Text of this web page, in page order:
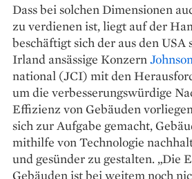
Dass bei solchen Dimensionen
zu verdienen ist, liegt auf der
beschäftigt sich der aus den USA
Irland ansässige Konzern
national (JCI) mit den
um die ver­besserungswürdige
Effizienz von Gebäuden
sich zur Aufgabe gemacht,
mithilfe von Technologie
und gesünder zu gestalten. „Die
Gebäuden ist bei weitem noch